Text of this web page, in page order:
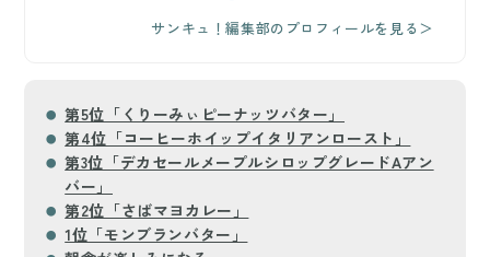
サンキュ！編集部のプロフィールを見る＞
第5位「くりーみぃピーナッツバター」
第4位「コーヒーホイップイタリアンロースト」
第3位「デカセールメープルシロップグレードAアン
バー」
第2位「さばマヨカレー」
1位「モンブランバター」